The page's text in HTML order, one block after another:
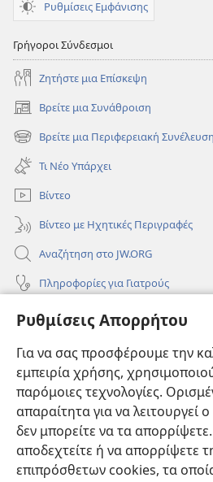
Ρυθμίσεις Απορρήτου
Για να σας προσφέρουμε την
εμπειρία χρήσης,
παρόμοιες τεχνολογίες.
απαραίτητα για να λειτουργεί
δεν μπορείτε να τα
αποδεχτείτε ή να απορρίψετε
επιπρόσθετων cookies, τα
Ρυθμίσεις Εμφάνισης
Γρήγοροι Σύνδεσμοι
Ζητήστε μια Επίσκεψη
Βρείτε μια Συνάθροιση
(ανοίγει
νέο
παράθυρο)
Βρείτε μια Περιφερειακή Συνέλευση
(ανοίγει
νέο
παράθυρο)
Τι Νέο Υπάρχει
Βίντεο
Βίντεο με Ηχητικές Περιγραφές
Αναζήτηση στο JW.ORG
Πληροφορίες για Γιατρούς
Πληροφορίες για Επίσημους
Συνεισφορές
(ανοίγει
παράθυρο)ΔΙΑΔΙΚΤΥΑΚΗ ΒΙΒΛΙΟΘΗΚΗ της
(ανοίγει
νέο
παράθυρο)
JW Hub
(ανοίγει